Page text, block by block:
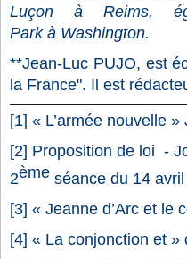
Luçon à Reims,
Park à Washington.
**Jean-Luc PUJO, est
la France". Il est
[1] « L’armée nouvelle
[2] Proposition de loi -
2ème séance du 14
[3] « Jeanne d’Arc et le
[4] « La conjonction et